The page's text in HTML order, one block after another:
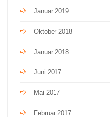
Januar 2019
Oktober 2018
Januar 2018
Juni 2017
Mai 2017
Februar 2017